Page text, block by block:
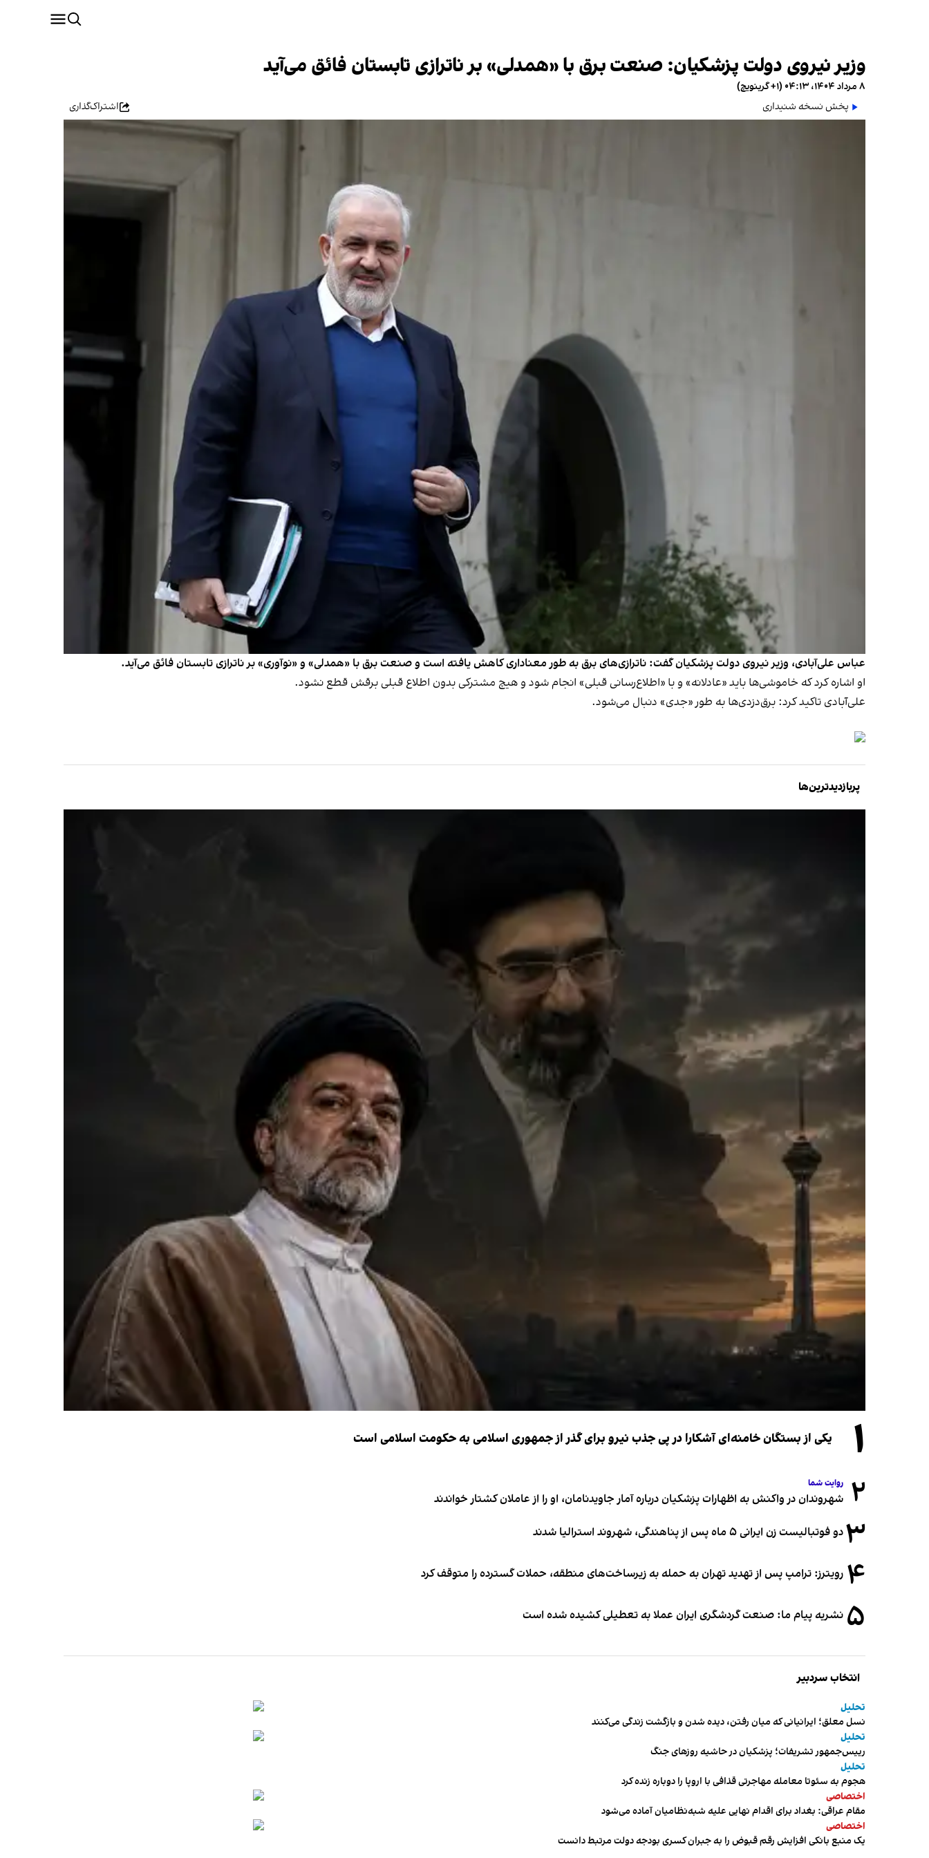
وزیر نیروی دولت پزشکیان: صنعت برق با «همدلی» بر ناترازی تابستان فائق می‌آید
۸ مرداد ۱۴۰۴، ۰۴:۱۳ (‎+۱ گرینویچ)
پخش نسخه شنیداری
اشتراک‌گذاری
عباس علی‌آبادی، وزیر نیروی دولت پزشکیان گفت: ناترازی‌های برق به طور معناداری کاهش یافته است و صنعت برق با «همدلی» و «نوآوری» بر ناترازی تابستان فائق می‌آید.
او اشاره کرد که خاموشی‌ها باید «عادلانه» و با «اطلاع‌رسانی قبلی» انجام شود و هیچ مشترکی بدون اطلاع قبلی برقش قطع نشود.
علی‌آبادی تاکید کرد: برق‌دزدی‌ها به طور «جدی» دنبال می‌شود.
پربازدیدترین‌ها
۱ یکی از بستگان خامنه‌ای آشکارا در پی جذب نیرو برای گذر از جمهوری اسلامی به حکومت اسلامی است
۲ روایت شما
شهروندان در واکنش به اظهارات پزشکیان درباره آمار جاویدنامان، او را از عاملان کشتار خواندند
۳دو فوتبالیست زن ایرانی ۵ ماه پس از پناهندگی، شهروند استرالیا شدند
۴ رویترز: ترامپ پس از تهدید تهران به حمله به زیرساخت‌های منطقه، حملات گسترده را متوقف کرد
۵ نشریه پیام ما: صنعت گردشگری ایران عملا به تعطیلی کشیده شده است
انتخاب سردبیر
تحلیل
نسل معلق؛ ایرانیانی که میان رفتن، دیده شدن و بازگشت زندگی می‌کنند
تحلیل
رییس‌جمهور تشریفات؛ پزشکیان در حاشیه روزهای جنگ
تحلیل
هجوم به سئوتا معامله مهاجرتی قذافی با اروپا را دوباره زنده کرد
اختصاصی
مقام عراقی: بغداد برای اقدام نهایی علیه شبه‌نظامیان آماده می‌شود
اختصاصی
یک منبع بانکی افزایش رقم قبوض را به جبران کسری بودجه دولت مرتبط دانست